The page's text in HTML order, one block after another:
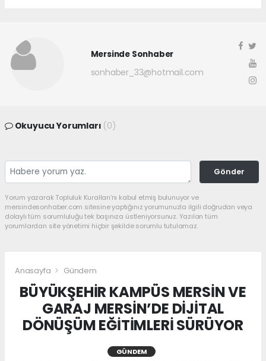
Mersinde Sonhaber
sonhaber_33@hotmail.com
Okuyucu Yorumları (0)
Gönder
Yorum yazarak Topluluk Kuralları’nı kabul etmiş bulunuyor ve
mersindesonhaber.com sitesine yaptığınız yorumunuzla ilgili doğrudan veya
dolaylı tüm sorumluluğu tek başınıza üstleniyorsunuz. Yazılan tüm
yorumlardan site yönetimi hiçbir şekilde sorumlu tutulamaz.
Anasayfa Gündem
BÜYÜKŞEHİR KAMPÜS MERSİN VE
GARAJ MERSİN’DE DİJİTAL
DÖNÜŞÜM EĞİTİMLERİ SÜRÜYOR
GÜNDEM